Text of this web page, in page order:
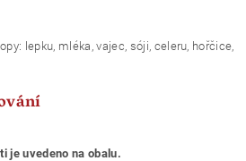
lepku, mléka, vajec, sóji, celeru, hořčice,
je uvedeno na obalu.